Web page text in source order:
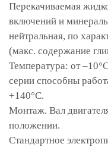
Перекачиваемая
включений и
нейтральная, по
(макс. содержание
Температура: от
серии способны
+140°С.
Монтаж. Вал
положении.
Стандартное